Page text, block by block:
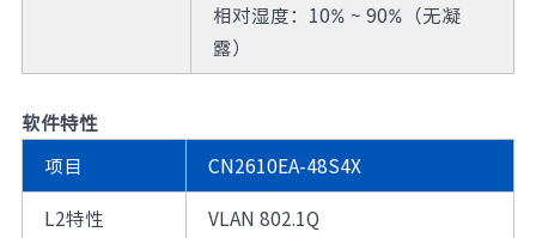
相对湿度：10% ~ 90%（无凝
露）
软件特性
项目
CN2610EA-48S4X
L2特性
VLAN 802.1Q